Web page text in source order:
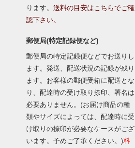
ります。 送料の目安はこちらでご確
認下さい。
郵便局(特定記録便など)
郵便局の特定記録便などでお送りし
ます。発送、配送状況の記録が残り
ます。お客様の郵便受箱に配送とな
り、配達時の受け取り捺印、署名は
必要ありません。(お届け商品の種
類やサイズによっては、配達時に受
け取りの捺印が必要なケースがござ
います。予めご了承ください。)料